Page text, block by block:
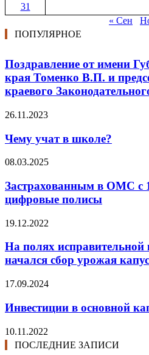
31
« Сен
ПОПУЛЯРНОЕ
Поздравление от имени
края Томенко В.П. и
краевого
26.11.2023
Чему учат в школе?
08.03.2025
Застрахованным в ОМС с
цифровые полисы
19.12.2022
На полях
начался сбор урожая
17.09.2024
Инвестиции в основной
10.11.2022
ПОСЛЕДНИЕ ЗАПИСИ